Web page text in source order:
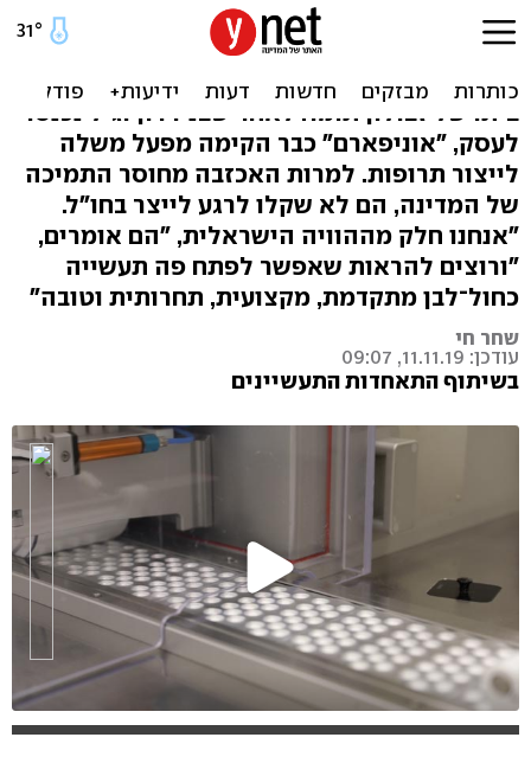
"אנחנו הציונות הכלכלית"
במשך 20 שנה התנהלה חברת "אוניפארם" מסלון
ביתו של זבולון תומר. לאחר שבניו רון וגיל נכנסו
לעסק, "אוניפארם" כבר הקימה מפעל משלה
לייצור תרופות. למרות האכזבה מחוסר התמיכה
של המדינה, הם לא שקלו לרגע לייצר בחו"ל.
"אנחנו חלק מההוויה הישראלית, "הם אומרים,
"ורוצים להראות שאפשר לפתח פה תעשייה
כחול־לבן מתקדמת, מקצועית, תחרותית וטובה"
שחר חי
עודכן: 11.11.19, 09:07
בשיתוף התאחדות התעשיינים